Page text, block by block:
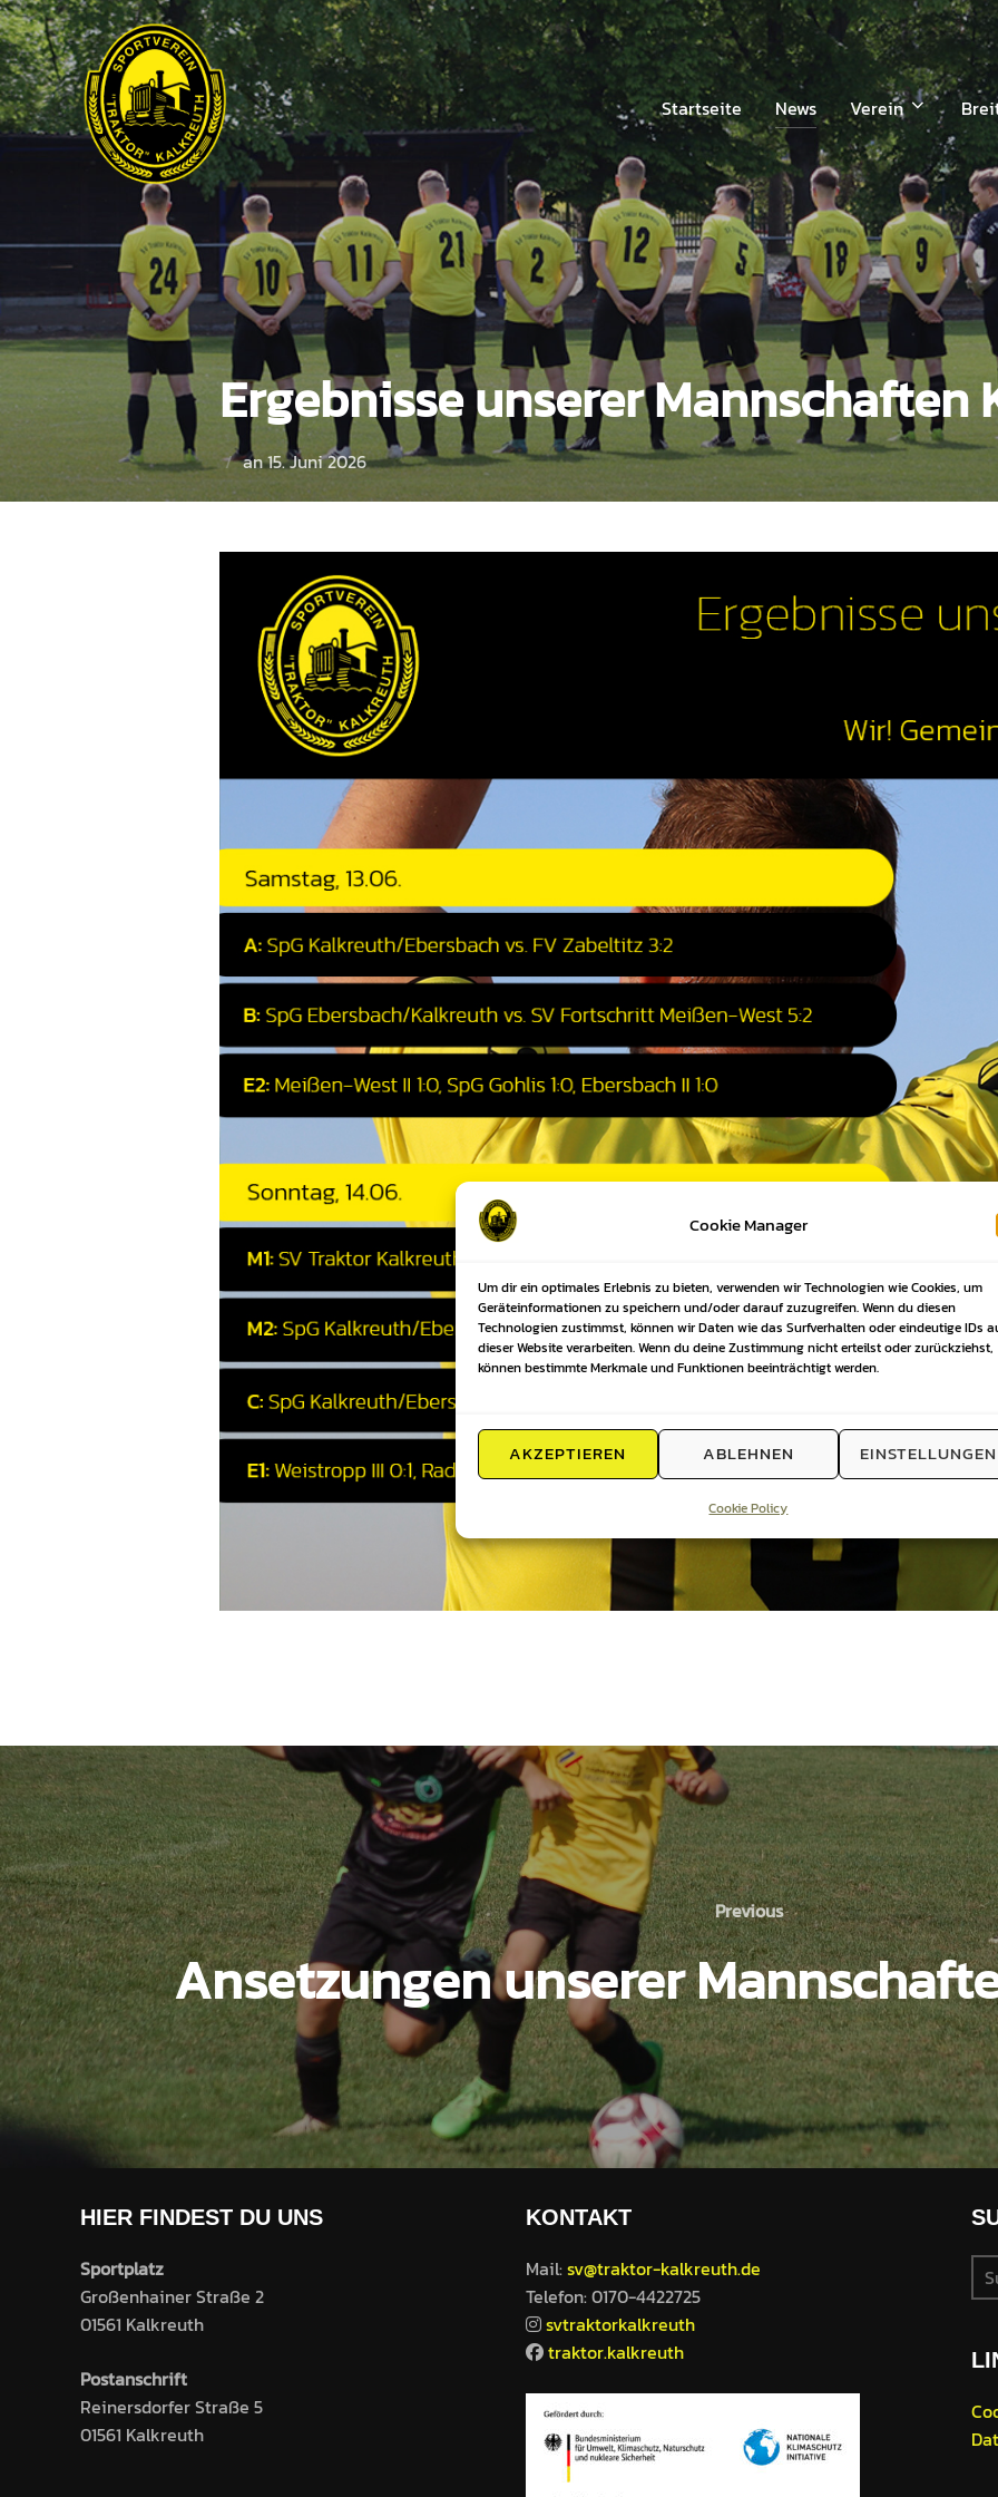
Cookie Manager
Um dir ein optimales Erlebnis zu bieten, verwenden wir Technologien wie Cookies, um
Geräteinformationen zu speichern und/oder darauf zuzugreifen. Wenn du diesen
Technologien zustimmst, können wir Daten wie das Surfverhalten oder eindeutige IDs
dieser Website verarbeiten. Wenn du deine Zustimmung nicht erteilst oder zurückziehst,
können bestimmte Merkmale und Funktionen beeinträchtigt werden.
AKZEPTIEREN ABLEHNEN EINSTELLUNGEN
Cookie Policy
Zum
Inhalt
springen
Startseite
News Verein
Ergebnisse unserer Mannschaften
anVeröffentlicht
am
15. Juni 2026
Beitragsnavigation
Previous
Previous
Ansetzungen unserer
HIER FINDEST DU UNS
Sportplatz
Großenhainer Straße 2
01561 Kalkreuth
Postanschrift
Reinersdorfer Straße 5
01561 Kalkreuth
KONTAKT
Mail:sv@traktor-kalkreuth.de
Telefon: 0170-4422725
svtraktorkalkreuth
traktor.kalkreuth